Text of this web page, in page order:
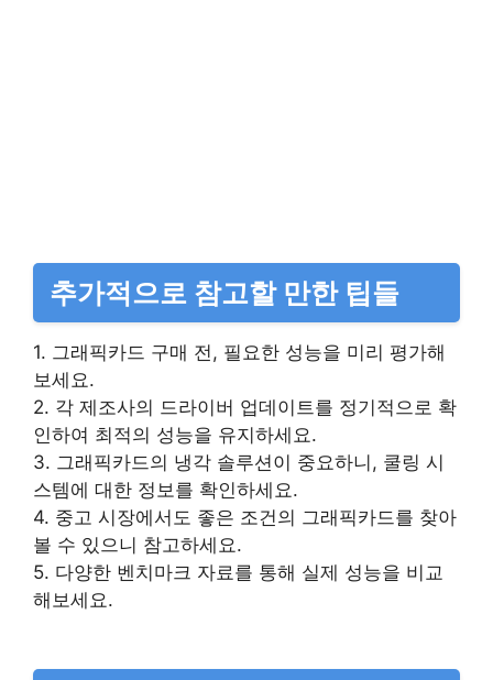
추가적으로 참고할 만한 팁들
1. 그래픽카드 구매 전, 필요한 성능을 미리 평가해
보세요.
2. 각 제조사의 드라이버 업데이트를 정기적으로 확
인하여 최적의 성능을 유지하세요.
3. 그래픽카드의 냉각 솔루션이 중요하니, 쿨링 시
스템에 대한 정보를 확인하세요.
4. 중고 시장에서도 좋은 조건의 그래픽카드를 찾아
볼 수 있으니 참고하세요.
5. 다양한 벤치마크 자료를 통해 실제 성능을 비교
해보세요.